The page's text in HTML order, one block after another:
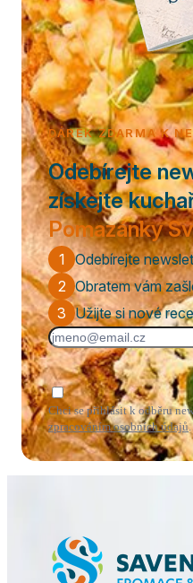
DÁREK ZDARMA K
Odebírejte
získejte
Pomazánky
1 Odebírejte
2 Obratem vám
3 Užijte si nové
Chci se přihlásit k odběru
zpracováním osobních údajů.